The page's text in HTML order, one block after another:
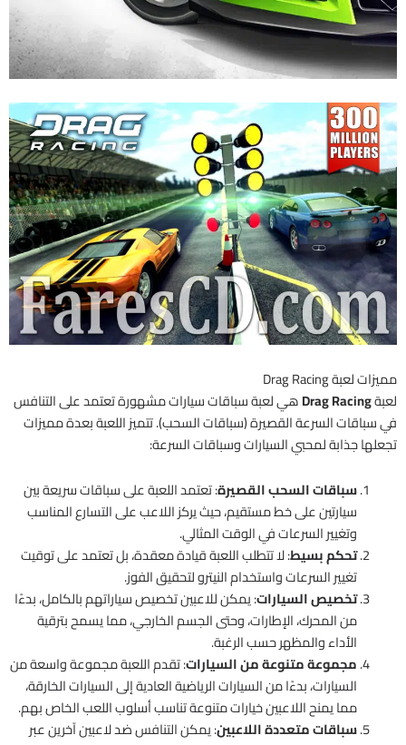
مميزات لعبة Drag Racing
لعبةDrag Racingهي لعبة سباقات سيارات مشهورة تعتمد على التنافس
في سباقات السرعة القصيرة (سباقات السحب). تتميز اللعبة بعدة مميزات
تجعلها جذابة لمحبي السيارات وسباقات السرعة:
سباقات السحب القصيرة: تعتمد اللعبة على سباقات سريعة بين
سيارتين على خط مستقيم، حيث يركز اللاعب على التسارع المناسب
وتغيير السرعات في الوقت المثالي.
تحكم بسيط: لا تتطلب اللعبة قيادة معقدة، بل تعتمد على توقيت
تغيير السرعات واستخدام النيترو لتحقيق الفوز.
تخصيص السيارات: يمكن للاعبين تخصيص سياراتهم بالكامل، بدءًا
من المحرك، الإطارات، وحتى الجسم الخارجي، مما يسمح بترقية
الأداء والمظهر حسب الرغبة.
مجموعة متنوعة من السيارات: تقدم اللعبة مجموعة واسعة من
السيارات، بدءًا من السيارات الرياضية العادية إلى السيارات الخارقة،
مما يمنح اللاعبين خيارات متنوعة تناسب أسلوب اللعب الخاص بهم.
سباقات متعددة اللاعبين: يمكن التنافس ضد لاعبين آخرين عبر